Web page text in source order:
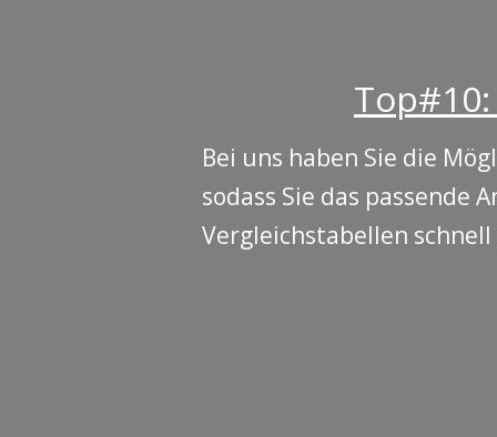
Bei uns haben Sie die
sodass Sie das passende
Vergleichstabellen